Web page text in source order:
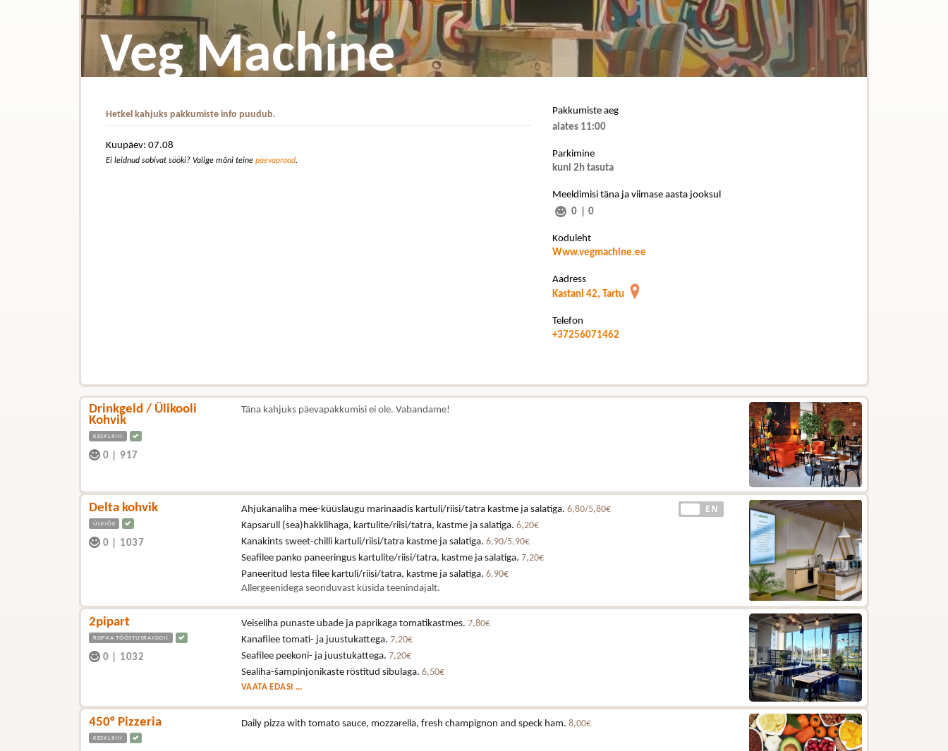
Veg Machine
Hetkel kahjuks pakkumiste info puudub.
Kuupäev: 07.08
Ei leidnud sobivat sööki? Valige mõni teine päevapraad.
Pakkumiste aeg
alates 11:00
Parkimine
kuni 2h tasuta
Meeldimisi täna ja viimase aasta jooksul
0 |0
Koduleht
Www.vegmachine.ee
Aadress
Kastani 42, Tartu
Telefon
+37256071462
Drinkgeld / Ülikooli
Kohvik
KESKLINN
0 917
Täna kahjuks päevapakkumisi ei ole. Vabandame!
Delta kohvik
ÜLEJÕE
0 1037
EN
Ahjukanaliha mee-küüslaugu marinaadis kartuli/riisi/tatra kastme ja salatiga. 6,80/5,80€
Kapsarull (sea)hakklihaga, kartulite/riisi/tatra, kastme ja salatiga. 6,20€
Kanakints sweet-chilli kartuli/riisi/tatra kastme ja salatiga. 6,90/5,90€
Seafilee panko paneeringus kartulite/riisi/tatra, kastme ja salatiga. 7,20€
Paneeritud lesta filee kartuli/riisi/tatra, kastme ja salatiga. 6,90€
Allergeenidega seonduvast küsida teenindajalt.
2pipart
ROPKA TÖÖSTUSRAJOON
0 1032
Veiseliha punaste ubade ja paprikaga tomatikastmes. 7,80€
Kanafilee tomati- ja juustukattega. 7,20€
Seafilee peekoni- ja juustukattega. 7,20€
Sealiha-šampinjonikaste röstitud sibulaga. 6,50€
VAATA EDASI ...
450° Pizzeria
KESKLINN
Daily pizza with tomato sauce, mozzarella, fresh champignon and speck ham. 8,00€